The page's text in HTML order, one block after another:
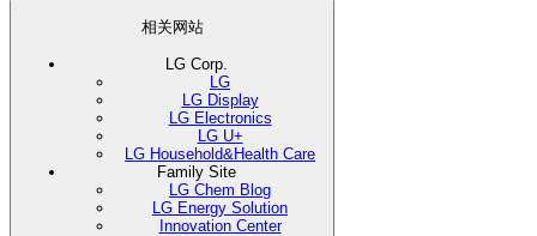
相关网站
LG Corp.
LG
LG Display
LG Electronics
LG U+
LG Household&Health Care
Family Site
LG Chem Blog
LG Energy Solution
Innovation Center